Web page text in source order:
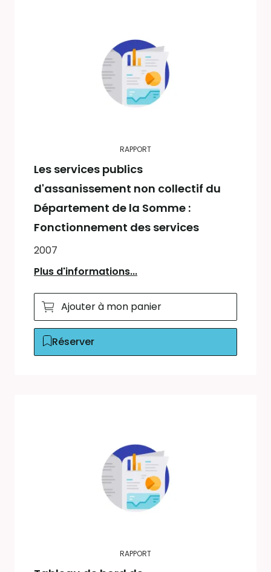
RAPPORT
Les services publics
d'assanissement non collectif du
Département de la Somme :
Fonctionnement des services
2007
Plus d'informations...
Ajouter à mon panier
Réserver
RAPPORT